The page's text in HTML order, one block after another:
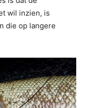
wil inzien, is
die op langere